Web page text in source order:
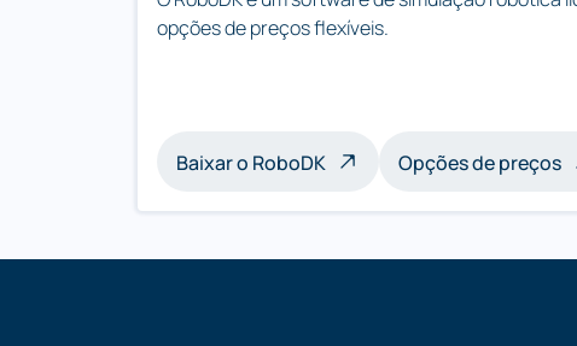
opções de preços flexíveis.
Baixar o RoboDK Opções de preços